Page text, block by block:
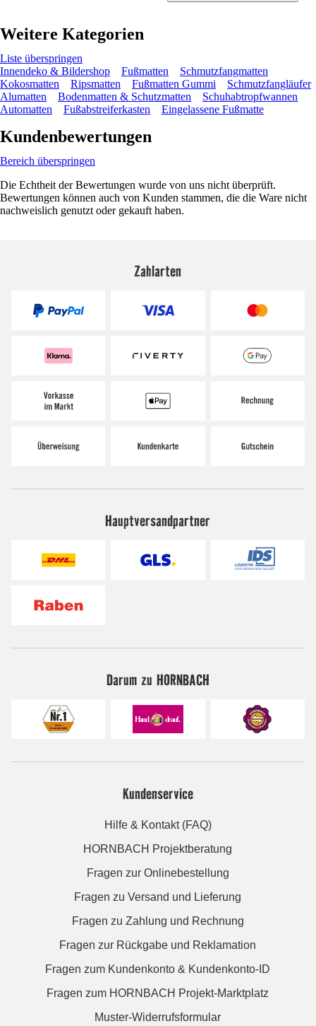
Weitere Kategorien
Liste überspringen
Innendeko & Bildershop
Fußmatten
Schmutzfangmatten
Kokosmatten
Ripsmatten Fußmatten Gummi
Schmutzfangläufer
Alumatten
Bodenmatten & Schutzmatten
Schuhabtropfwannen
Automatten
Fußabstreiferkasten Eingelassene Fußmatte
Kundenbewertungen
Bereich überspringen
Die Echtheit der Bewertungen wurde von uns nicht überprüft.
Bewertungen können auch von Kunden stammen, die die Ware nicht
nachweislich genutzt oder gekauft haben.
Zahlarten
Hauptversandpartner
Darum zu HORNBACH
Kundenservice
Hilfe & Kontakt (FAQ)
HORNBACH Projektberatung
Fragen zur Onlinebestellung
Fragen zu Versand und Lieferung
Fragen zu Zahlung und Rechnung
Fragen zur Rückgabe und Reklamation
Fragen zum Kundenkonto & Kundenkonto-ID
Fragen zum HORNBACH Projekt-Marktplatz
Muster-Widerrufsformular